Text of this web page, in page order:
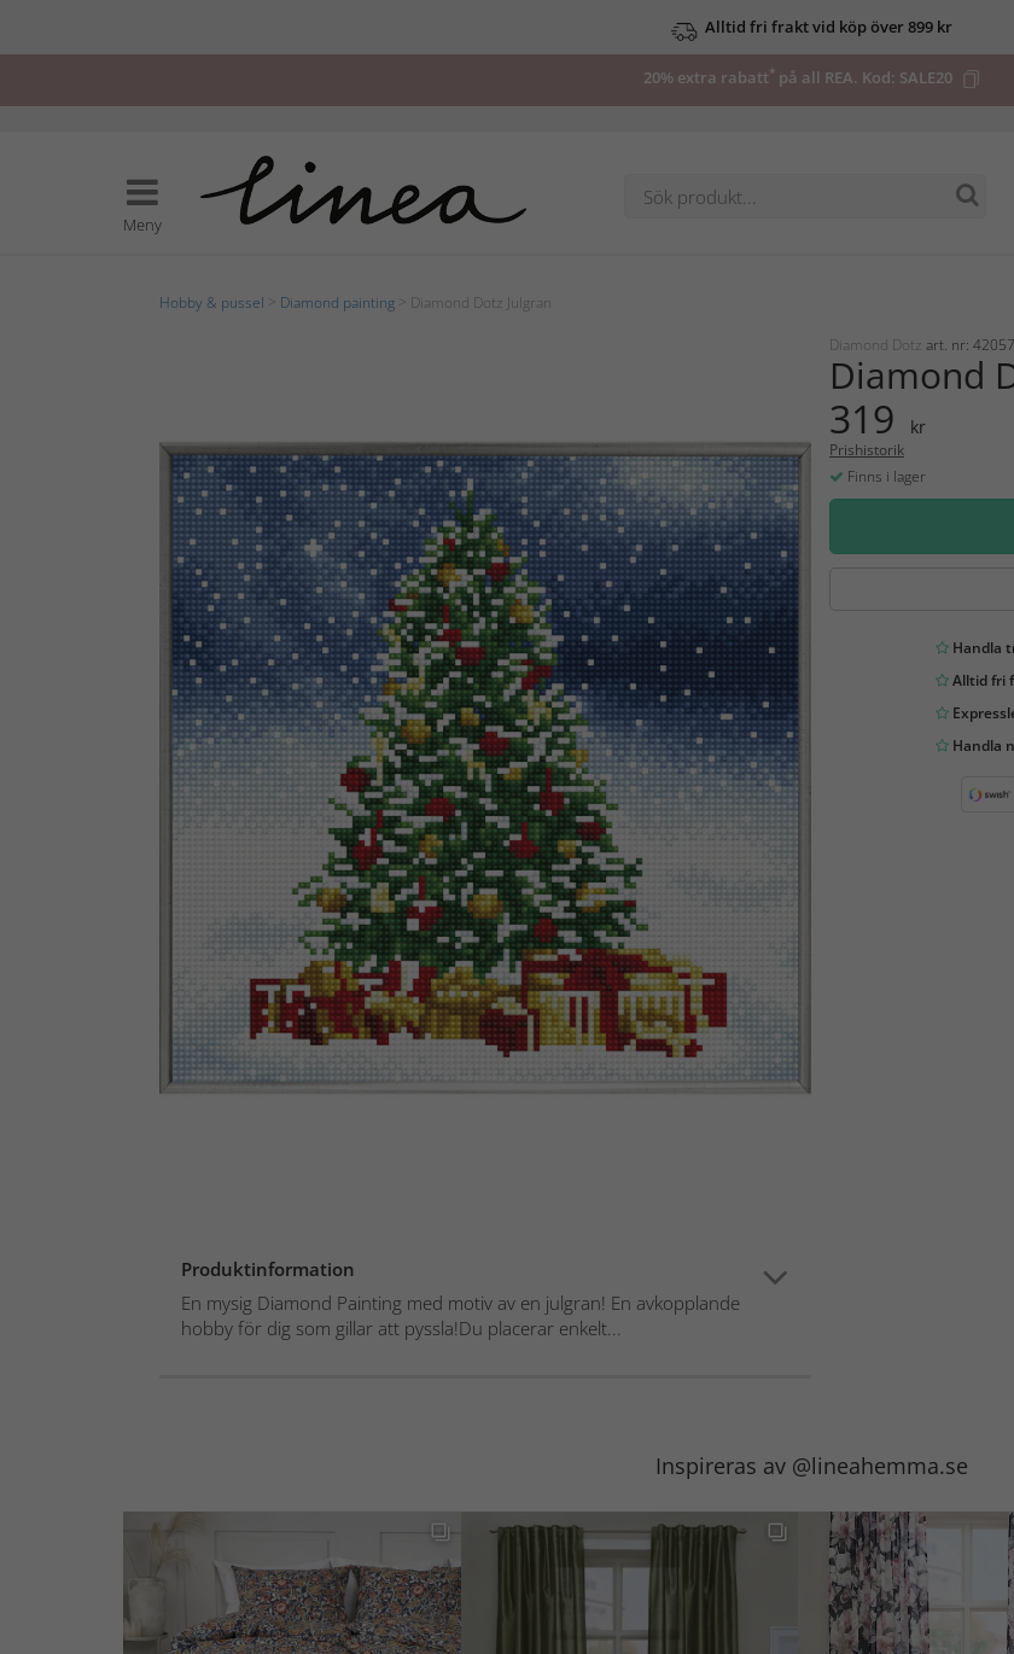
Alltid fri frakt vid köp över 899 kr
20% extra rabatt*på all REA. Kod: SALE20
Meny
Hobby & pussel Diamond painting > Diamond Dotz Julgran
Produktinformation
En mysig Diamond Painting med motiv av en julgran! En avkopplande
hobby för dig som gillar att pyssla!Du placerar enkelt...
Diamond Dotz art. nr:
Diamond
319 kr
Prishistorik
Finns i lager
Handla
Alltid fri
Handla
Inspireras av @lineahemma.se